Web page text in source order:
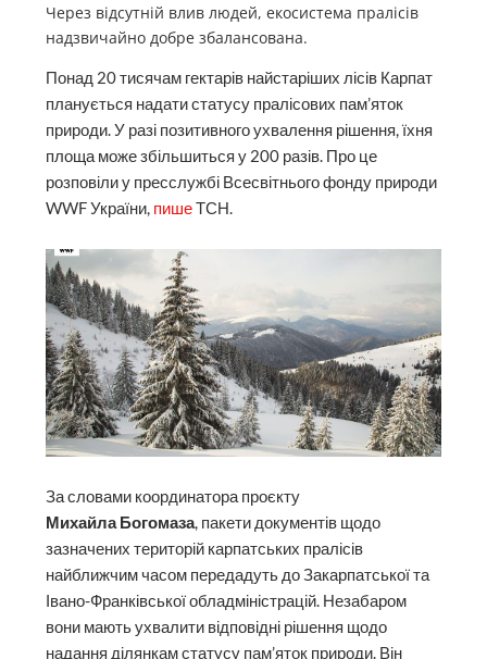
Через відсутній влив людей, екосистема пралісів
надзвичайно добре збалансована.
Понад 20 тисячам гектарів найстаріших лісів Карпат
планується надати статусу пралісових пам’яток
природи. У разі позитивного ухвалення рішення, їхня
площа може збільшиться у 200 разів. Про це
розповіли у пресслужбі Всесвітнього фонду природи
WWF України, пишеТСН.
За словами координатора проєкту
Михайла Богомаза, пакети документів щодо
зазначених територій карпатських пралісів
найближчим часом передадуть до Закарпатської та
Івано-Франківської обладміністрацій. Незабаром
вони мають ухвалити відповідні рішення щодо
надання ділянкам статусу пам’яток природи. Він